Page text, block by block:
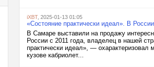
iXBT, 2025-01-13 01:05
«Состояние практически идеал». В
В Самаре выставили на продажу
России с 2011 года, владелец в нашей
практически идеал», —
кузове кабриолет...